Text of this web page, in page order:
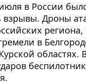
в России
взрывы. Дроны
в
областях.